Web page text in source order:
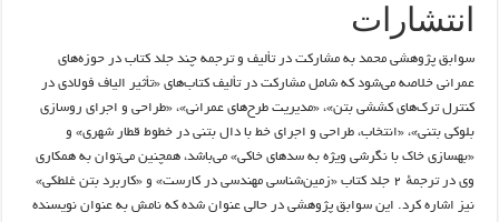
انتشارات
سوابق پژوهشی محمد به مشارکت در تألیف و ترجمه چند جلد کتاب در حوزه‌های
عمرانی خلاصه می‌شود که شامل مشارکت در تألیف کتاب‌های «تأثیر الیاف فولادی در
کنترل ترک‌های کششی بتن»، «مدیریت طرح‌های عمرانی»، «طراحی و اجرای روسازی
بلوکی بتنی»، «انتخاب، طراحی و اجرای خط با دال بتنی در خطوط قطار شهری» و
«بهسازی خاک با نگرشی ویژه به سدهای خاکی» می‌باشد، همچنین می‌توان به همکاری
وی در ترجمهٔ ۲ جلد کتاب «زمین‌شناسی مهندسی در کارست» و «کاربرد بتن غلطکی»
نیز اشاره کرد. این سوابق پژوهشی در حالی عنوان شده که نامش به عنوان نویسنده